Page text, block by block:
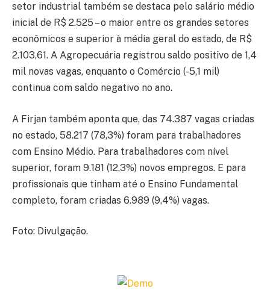
setor industrial também se destaca pelo salário médio
inicial de R$ 2.525 – o maior entre os grandes setores
econômicos e superior à média geral do estado, de R$
2.103,61. A Agropecuária registrou saldo positivo de 1,4
mil novas vagas, enquanto o Comércio (-5,1 mil)
continua com saldo negativo no ano.
A Firjan também aponta que, das 74.387 vagas criadas
no estado, 58.217 (78,3%) foram para trabalhadores
com Ensino Médio. Para trabalhadores com nível
superior, foram 9.181 (12,3%) novos empregos. E para
profissionais que tinham até o Ensino Fundamental
completo, foram criadas 6.989 (9,4%) vagas.
Foto: Divulgação.